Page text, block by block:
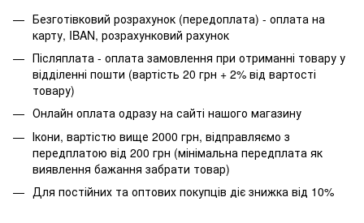
Безготівковий розрахунок (передоплата) - оплата на
карту, IBAN, розрахунковий рахунок
Післяплата - оплата замовлення при отриманні товару у
відділенні пошти (вартість 20 грн + 2% від вартості
товару)
Онлайн оплата одразу на сайті нашого магазину
Ікони, вартістю вище 2000 грн, відправляємо з
передплатою від 200 грн (мінімальна передплата як
виявлення бажання забрати товар)
Для постійних та оптових покупців діє знижка від 10%